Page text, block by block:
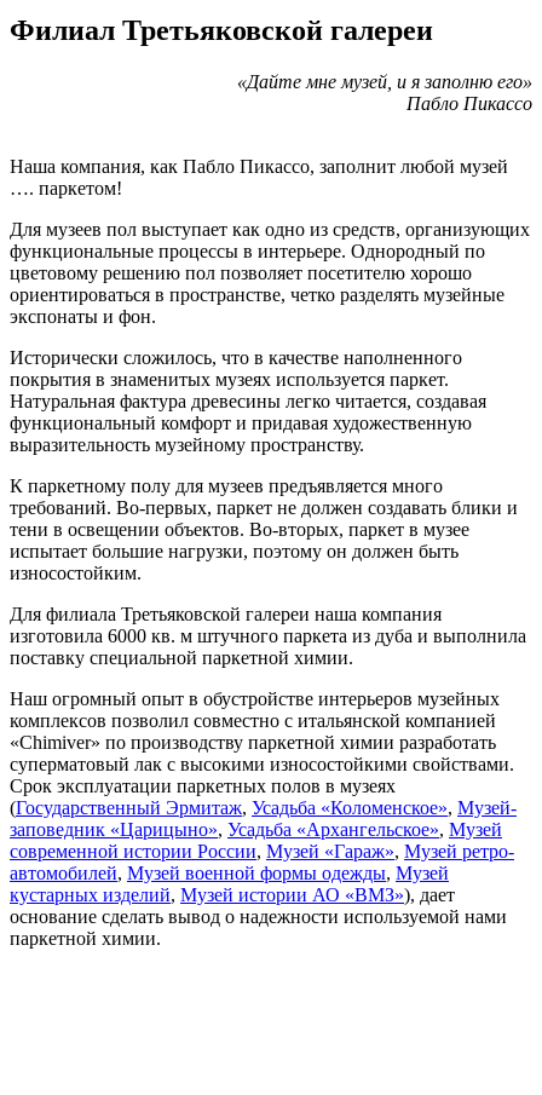
Филиал Третьяковской галереи
«Дайте мне музей, и я заполню его»
Пабло Пикассо
Наша компания, как Пабло Пикассо, заполнит любой музей
…. паркетом!
Для музеев пол выступает как одно из средств, организующих
функциональные процессы в интерьере. Однородный по
цветовому решению пол позволяет посетителю хорошо
ориентироваться в пространстве, четко разделять музейные
экспонаты и фон.
Исторически сложилось, что в качестве наполненного
покрытия в знаменитых музеях используется паркет.
Натуральная фактура древесины легко читается, создавая
функциональный комфорт и придавая художественную
выразительность музейному пространству.
К паркетному полу для музеев предъявляется много
требований. Во-первых, паркет не должен создавать блики и
тени в освещении объектов. Во-вторых, паркет в музее
испытает большие нагрузки, поэтому он должен быть
износостойким.
Для филиала Третьяковской галереи наша компания
изготовила 6000 кв. м штучного паркета из дуба и выполнила
поставку специальной паркетной химии.
Наш огромный опыт в обустройстве интерьеров музейных
комплексов позволил совместно с итальянской компанией
«Chimiver» по производству паркетной химии разработать
суперматовый лак с высокими износостойкими свойствами.
Срок эксплуатации паркетных полов в музеях
(Государственный Эрмитаж, Усадьба «Коломенское», Музей-
заповедник «Царицыно», Усадьба «Архангельское», Музей
современной истории России, Музей «Гараж», Музей ретро-
автомобилей, Музей военной формы одежды, Музей
кустарных изделий, Музей истории АО «ВМЗ»), дает
основание сделать вывод о надежности используемой нами
паркетной химии.